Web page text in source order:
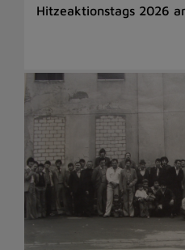
Hitzeaktionstags 2026